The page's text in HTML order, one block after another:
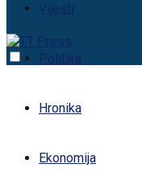
Vijesti
Politika
Hronika
Ekonomija